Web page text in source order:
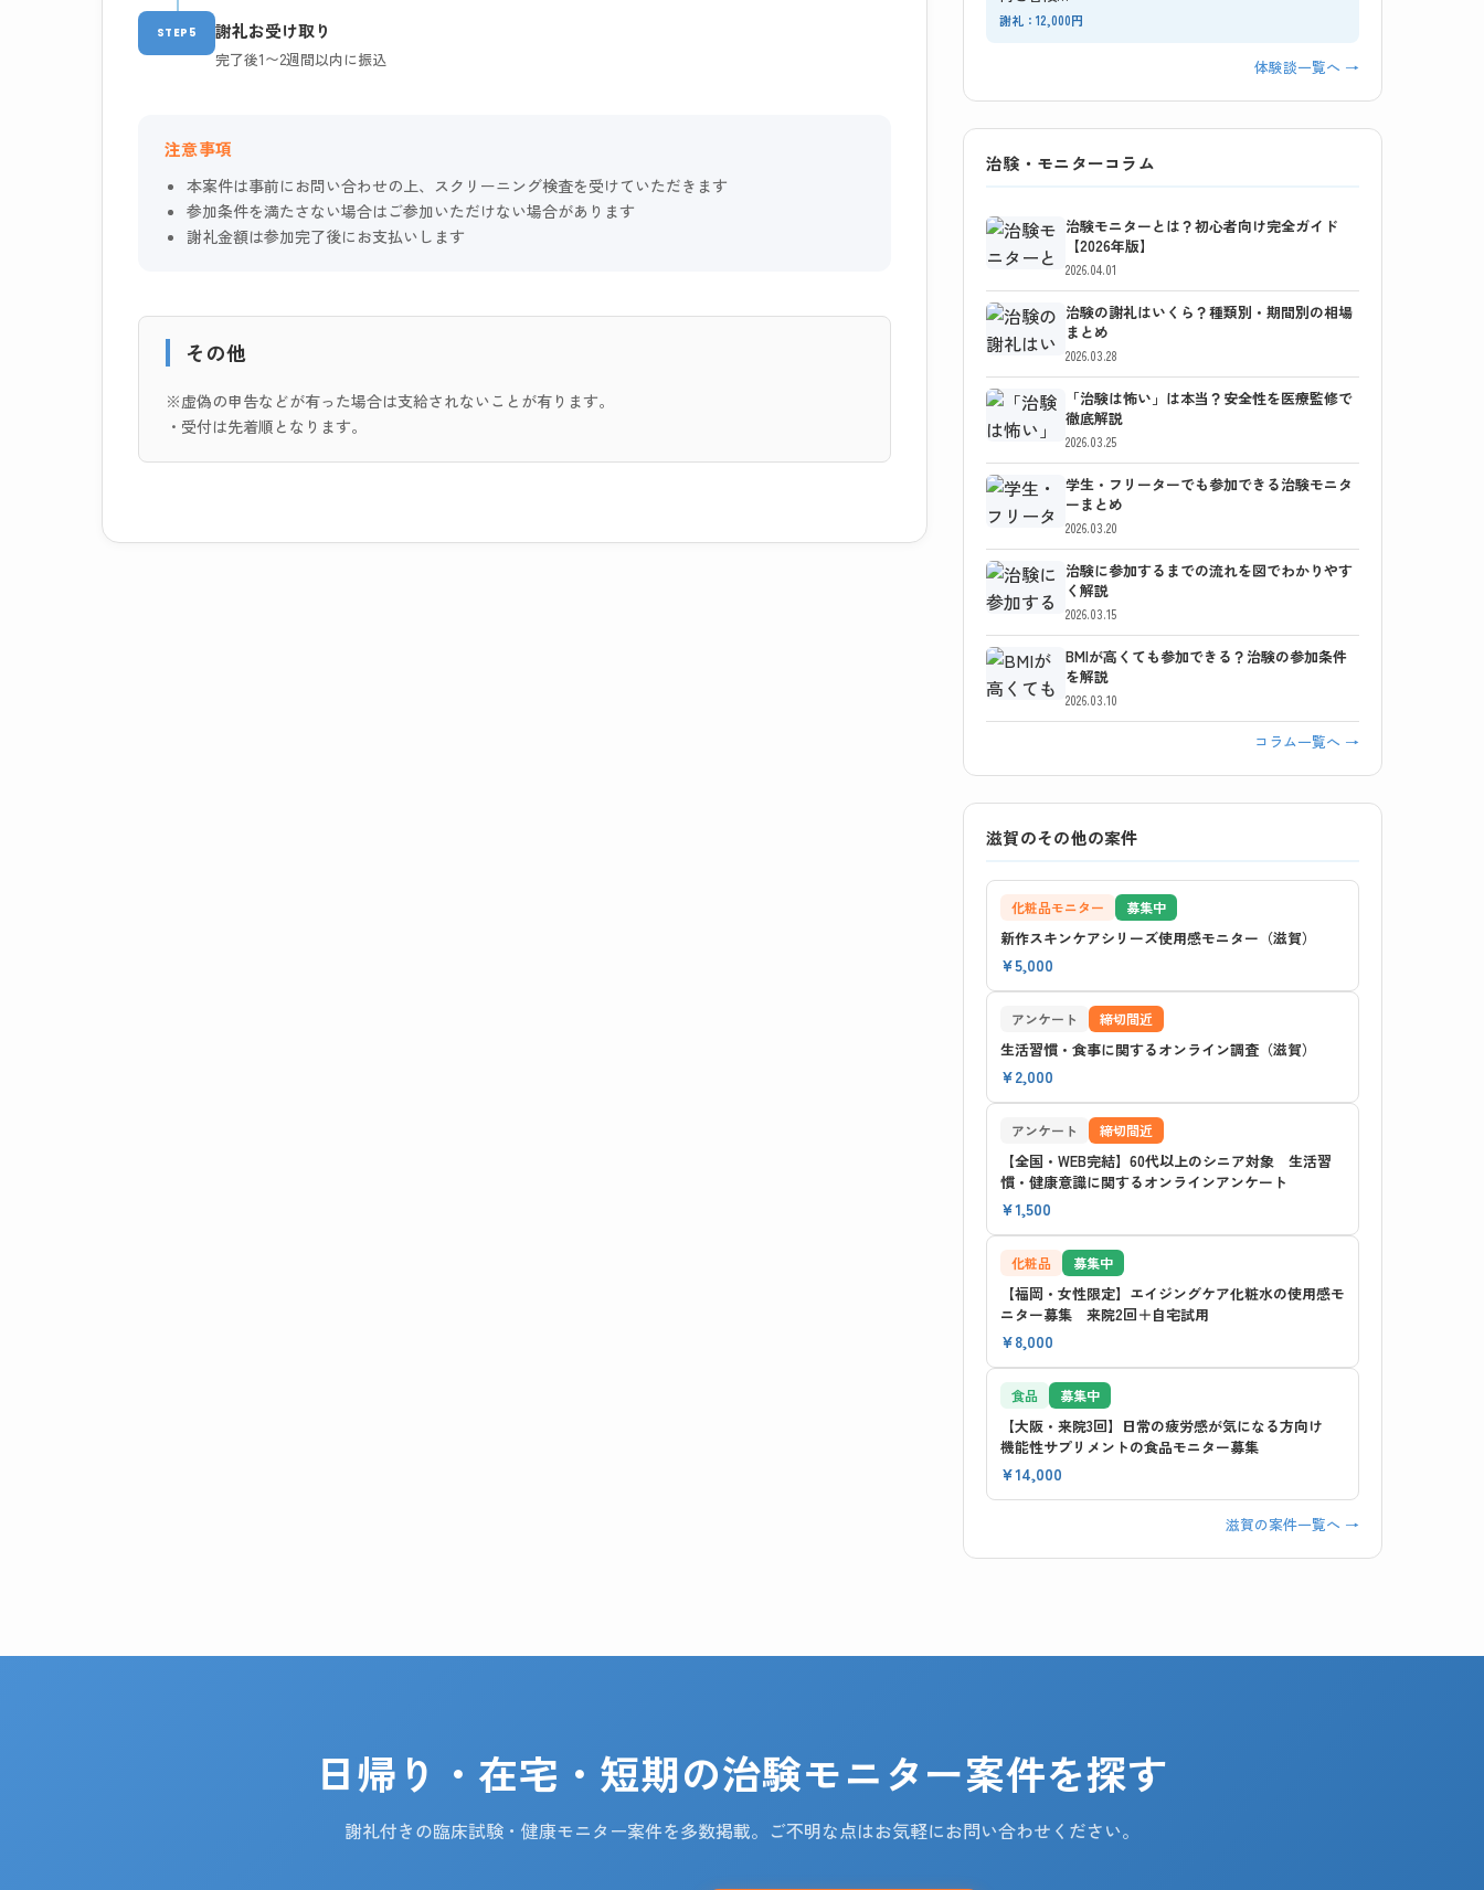
STEP5 謝礼お受け取り
完了後1〜2週間以内に振込
注意事項
本案件は事前にお問い合わせの上、スクリーニング検査を受けていただきます
参加条件を満たさない場合はご参加いただけない場合があります
謝礼金額は参加完了後にお支払いします
その他
※虚偽の申告などが有った場合は支給されないことが有ります。
・受付は先着順となります。
謝礼：12,000円
体験談一覧へ →
治験・モニターコラム
治験モニターとは？初心者向け完全ガイド
【2026年版】
2026.04.01
治験の謝礼はいくら？種類別・期間別の相場
まとめ
2026.03.28
「治験は怖い」は本当？安全性を医療監修で
徹底解説
2026.03.25
学生・フリーターでも参加できる治験モニタ
ーまとめ
2026.03.20
治験に参加するまでの流れを図でわかりやす
く解説
2026.03.15
BMIが高くても参加できる？治験の参加条件
を解説
2026.03.10
コラム一覧へ →
滋賀のその他の案件
化粧品モニター 募集中
新作スキンケアシリーズ使用感モニター（滋賀）
¥5,000
アンケート 締切間近
生活習慣・食事に関するオンライン調査（滋賀）
¥2,000
アンケート 締切間近
【全国・WEB完結】60代以上のシニア対象 生活習
慣・健康意識に関するオンラインアンケート
¥1,500
化粧品 募集中
【福岡・女性限定】エイジングケア化粧水の使用感モ
ニター募集 来院2回＋自宅試用
¥8,000
食品 募集中
【大阪・来院3回】日常の疲労感が気になる方向け
機能性サプリメントの食品モニター募集
¥14,000
滋賀の案件一覧へ →
日帰り・在宅・短期の治験モニター案件を探す
謝礼付きの臨床試験・健康モニター案件を多数掲載。ご不明な点はお気軽にお問い合わせください。